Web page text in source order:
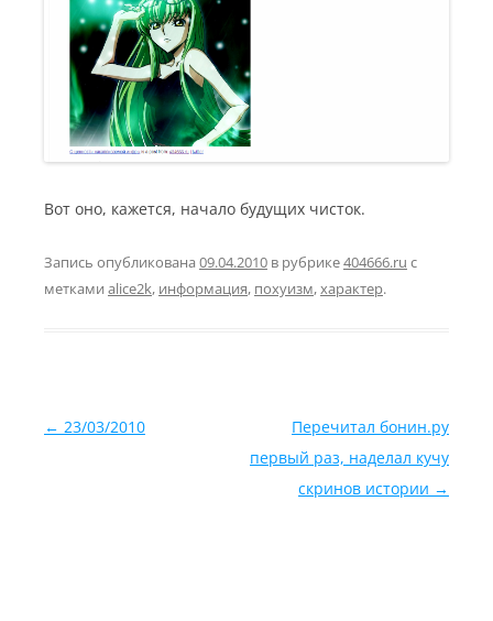
Вот оно, кажется, начало будущих чисток.
Запись опубликована 09.04.2010 в рубрике404666.ru с
метками alice2k, информация, похуизм,характер.
Навигация по записям
← 23/03/2010
Перечитал бонин.ру
первый раз, наделал кучу
скринов истории →